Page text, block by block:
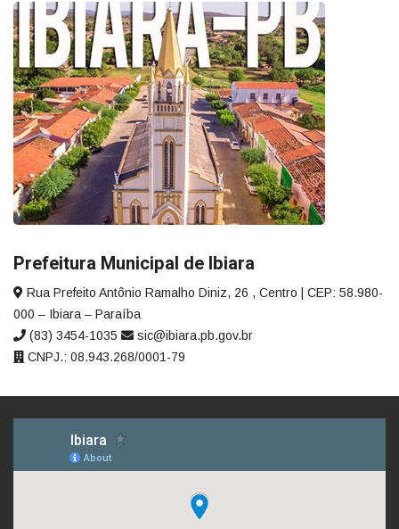
Prefeitura Municipal de Ibiara
Rua Prefeito Antônio Ramalho Diniz, 26 , Centro | CEP: 58.980-
000 – Ibiara – Paraíba
(83) 3454-1035
sic@ibiara.pb.gov.br
CNPJ.: 08.943.268/0001-79